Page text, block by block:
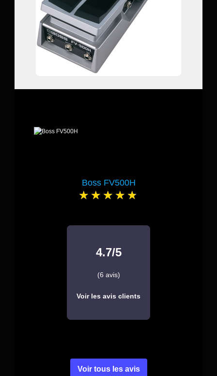
Boss FV500H
4.7/5
(6 avis)
Voir les avis clients
Voir tous les avis